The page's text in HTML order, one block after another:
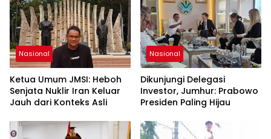
Nasional
Ketua Umum JMSI: Heboh
Senjata Nuklir Iran Keluar
Jauh dari Konteks Asli
Nasional
Dikunjungi Delegasi
Investor, Jumhur: Prabowo
Presiden Paling Hijau